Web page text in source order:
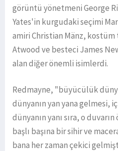
görüntü yönetmeni George
Yates'in kurgudaki seçimi
amiri Christian Mänz, kostüm
Atwood ve besteci James
alan diğer önemli isimlerdi.
Redmayne, "büyücülük
dünyanın yan yana gelmesi,
dünyanın yanı sıra, o
başlı başına bir sihir ve
bana her zaman çekici